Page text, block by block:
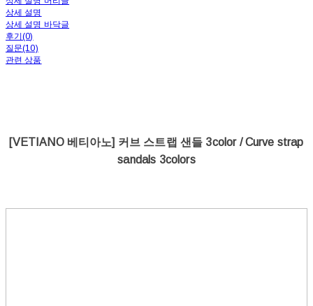
상세 설명
상세 설명 바닥글
후기(0)
질문(10)
관련 상품
[VETIANO 베티아노] 커브 스트랩 샌들 3color / Curve strap
sandals 3colors